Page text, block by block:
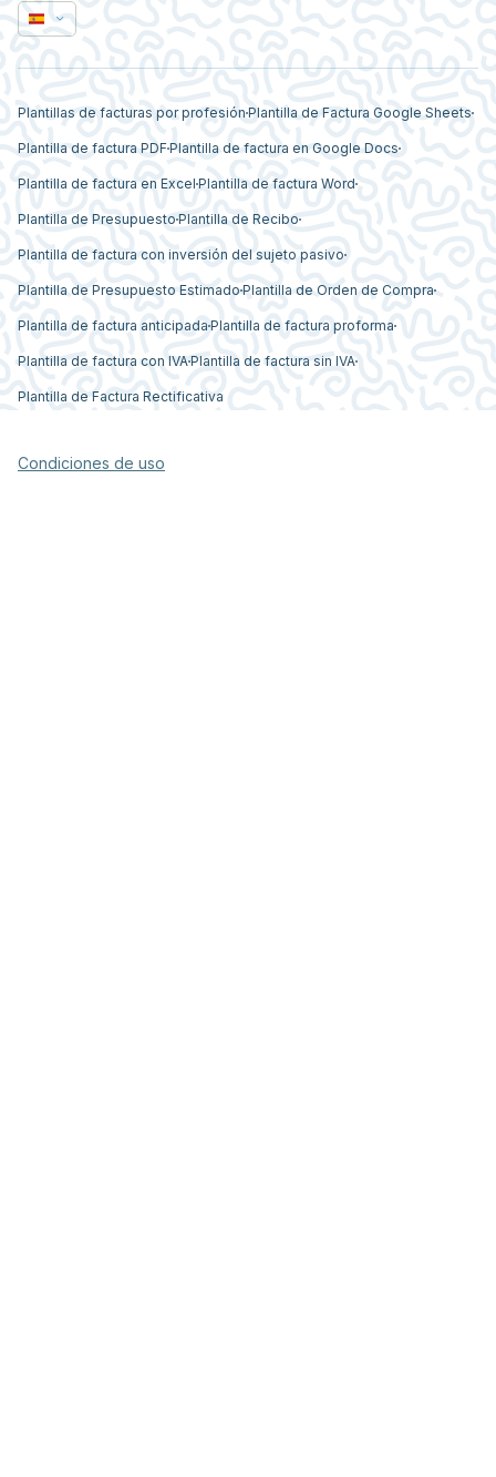
Plantillas de facturas por profesión Plantilla de Factura Google Sheets
Plantilla de factura PDF Plantilla de factura en Google Docs
Plantilla de factura en Excel Plantilla de factura Word
Plantilla de Presupuesto Plantilla de Recibo
Plantilla de factura con inversión del sujeto pasivo
Plantilla de Presupuesto Estimado Plantilla de Orden de Compra
Plantilla de factura anticipada Plantilla de factura proforma
Plantilla de factura con IVA Plantilla de factura sin IVA
Plantilla de Factura Rectificativa
Condiciones de uso